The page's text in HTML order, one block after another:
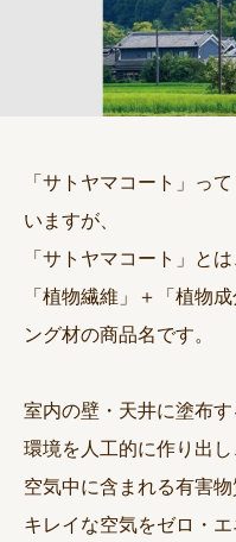
「サトヤマコート」っ
いますが、
「サトヤマコート」と
「植物繊維」＋「植物
ング材の商品名です。
室内の壁・天井に塗布
環境を人工的に作り出し
空気中に含まれる有害物
キレイな空気をゼロ・